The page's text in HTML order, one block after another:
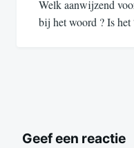
Welk aanwijzend
bij het woord ? Is
Geef een reactie